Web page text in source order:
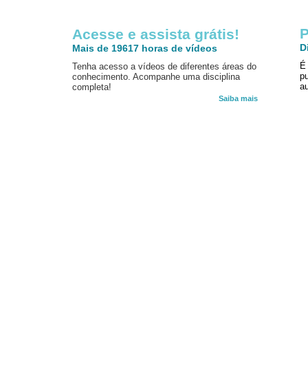
Acesse e assista grátis!
Mais de 19617 horas de vídeos
Tenha acesso a vídeos de diferentes áreas do
conhecimento. Acompanhe uma disciplina
completa!
Saiba mais